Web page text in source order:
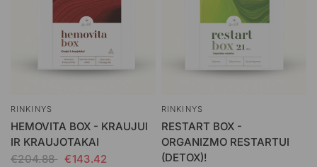
RINKINYS
HEMOVITA BOX - KRAUJUI
IR KRAUJOTAKAI
€204.88
€143.42
RINKINYS
RESTART BOX -
ORGANIZMO RESTARTUI
(DETOX)!